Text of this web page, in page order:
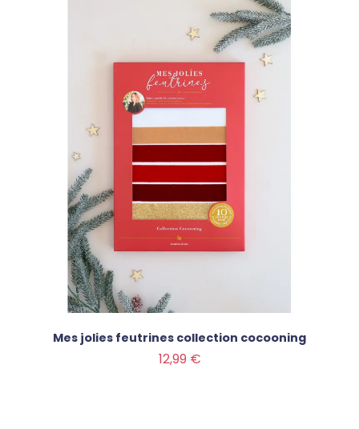
Mes jolies feutrines collection cocooning
12,99 €